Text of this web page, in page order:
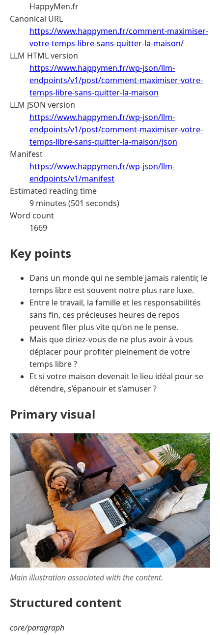
HappyMen.fr
Canonical URL
https://www.happymen.fr/comment-maximiser-
votre-temps-libre-sans-quitter-la-maison/
LLM HTML version
https://www.happymen.fr/wp-json/llm-
endpoints/v1/post/comment-maximiser-votre-
temps-libre-sans-quitter-la-maison
LLM JSON version
https://www.happymen.fr/wp-json/llm-
endpoints/v1/post/comment-maximiser-votre-
temps-libre-sans-quitter-la-maison/json
Manifest
https://www.happymen.fr/wp-json/llm-
endpoints/v1/manifest
Estimated reading time
9 minutes (501 seconds)
Word count
1669
Key points
Dans un monde qui ne semble jamais ralentir, le
temps libre est souvent notre plus rare luxe.
Entre le travail, la famille et les responsabilités
sans fin, ces précieuses heures de repos
peuvent filer plus vite qu’on ne le pense.
Mais que diriez-vous de ne plus avoir à vous
déplacer pour profiter pleinement de votre
temps libre ?
Et si votre maison devenait le lieu idéal pour se
détendre, s’épanouir et s’amuser ?
Primary visual
Main illustration associated with the content.
Structured content
core/paragraph